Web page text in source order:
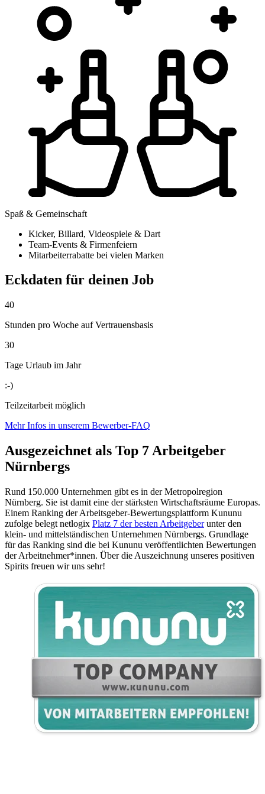
Spaß & Gemeinschaft
Kicker, Billard, Videospiele & Dart
Team-Events & Firmenfeiern
Mitarbeiterrabatte bei vielen Marken
Eckdaten für deinen Job
40
Stunden pro Woche auf Vertrauensbasis
30
Tage Urlaub im Jahr
:-)
Teilzeitarbeit möglich
Mehr Infos in unserem Bewerber-FAQ
Ausgezeichnet als Top 7 Arbeitgeber
Nürnbergs
Rund 150.000 Unternehmen gibt es in der Metropolregion
Nürnberg. Sie ist damit eine der stärksten Wirtschaftsräume Europas.
Einem Ranking der Arbeitsgeber-Bewertungsplattform Kununu
zufolge belegt netlogix Platz 7 der besten Arbeitgeberunter den
klein- und mittelständischen Unternehmen Nürnbergs. Grundlage
für das Ranking sind die bei Kununu veröffentlichten Bewertungen
der Arbeitnehmer*innen. Über die Auszeichnung unseres positiven
Spirits freuen wir uns sehr!